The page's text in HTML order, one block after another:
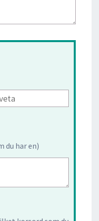
du har en)